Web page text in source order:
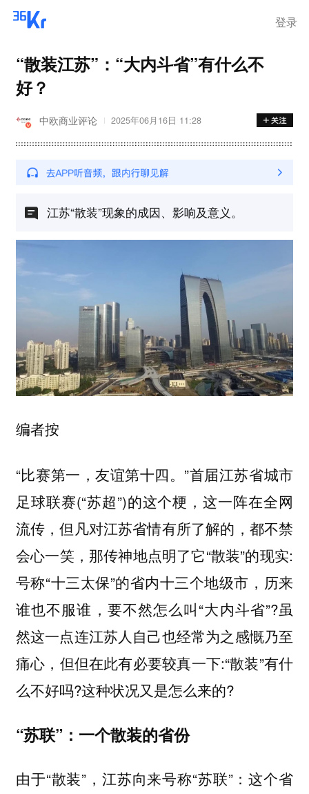
登录
“散装江苏”：“大内斗省”有什么不
好？
中欧商业评论 2025年06月16日 11:28
江苏“散装”现象的成因、影响及意义。
编者按
“比赛第一，友谊第十四。”首届江苏省城市
足球联赛(“苏超”)的这个梗，这一阵在全网
流传，但凡对江苏省情有所了解的，都不禁
会心一笑，那传神地点明了它“散装”的现实:
号称“十三太保”的省内十三个地级市，历来
谁也不服谁，要不然怎么叫“大内斗省”?虽
然这一点连江苏人自己也经常为之感慨乃至
痛心，但但在此有必要较真一下:“散装”有什
么不好吗?这种状况又是怎么来的?
“苏联”：一个散装的省份
由于“散装”，江苏向来号称“苏联”：这个省